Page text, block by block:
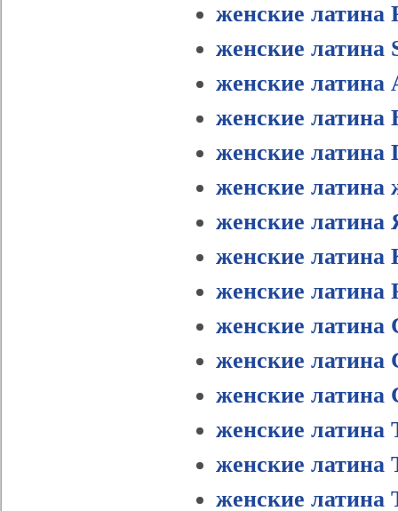
женские латина
женские латина
женские латина
женские латина
женские латина
женские латина
женские латина
женские латина
женские латина
женские латина
женские латина
женские
женские латина
женские латина
женские латина